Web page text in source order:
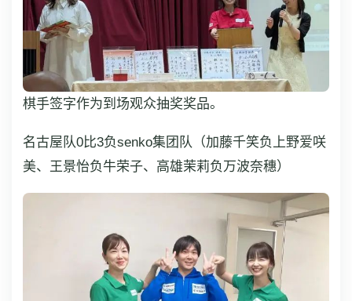
棋手签字作为到场观众抽奖奖品。
名古屋队0比3负senko集团队（加藤千笑负上野爱咲
美、王景怡负牛荣子、高雄茉莉负万波奈穗）